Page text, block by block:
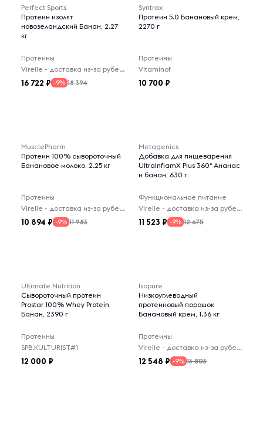
Perfect Sports
Протеин изолят
новозеландский Банан, 2.27
кг
Протеины
Virelle - доставка из-за рубежа
16 722 -9% 18 394
Syntrax
Протеин 5.0 Банановый крем,
2270 г
Протеины
Vitaminof
10 700
MusclePharm
Протеин 100% сывороточный
Банановое молоко, 2.25 кг
Протеины
Virelle - доставка из-за рубежа
10 894 -9% 11 983
Metagenics
Добавка для пищеварения
UltralnflamX Plus 360° Ананас
и банан, 630 г
Функциональное питание
Virelle - доставка из-за рубежа
11 523 -9% 12 675
Ultimate Nutrition
Сывороточный протеин
Prostar 100% Whey Protein
Банан, 2390 г
Протеины
SPB.KULTURIST#1
12 000
Isopure
Низкоуглеводный
протеиновый порошок
Банановый крем, 1.36 кг
Протеины
Virelle - доставка из-за рубежа
12 548 -9% 13 803